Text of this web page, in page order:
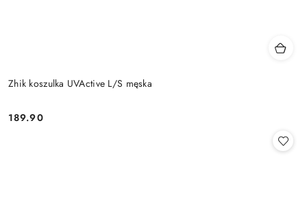
Zhik koszulka UVActive L/S męska
Cena:
189.90